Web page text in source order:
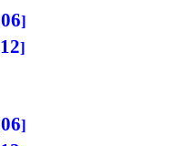
06
12
06